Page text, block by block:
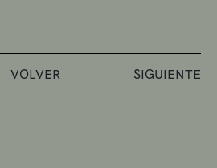
VOLVER SIGUIENTE